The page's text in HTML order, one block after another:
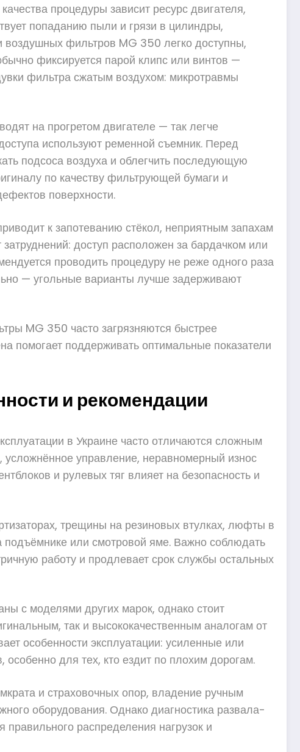
процедуры зависит ресурс двигателя,
попаданию пыли и грязи в цилиндры,
фильтров MG 350 легко доступны,
фиксируется парой клипс или винтов —
фильтра сжатым воздухом: микротравмы
на прогретом двигателе — так легче
используют ременной съемник. Перед
подсоса воздуха и облегчить последующую
по качеству фильтрующей бумаги и
поверхности.
к запотеванию стёкол, неприятным запахам
доступ расположен за бардачком или
проводить процедуру не реже одного раза
— угольные варианты лучше задерживают
MG 350 часто загрязняются быстрее
помогает поддерживать оптимальные показатели
и рекомендации
в Украине часто отличаются сложным
усложнённое управление, неравномерный износ
и рулевых тяг влияет на безопасность и
трещины на резиновых втулках, люфты в
подъёмнике или смотровой яме. Важно соблюдать
работу и продлевает срок службы остальных
с моделями других марок, однако стоит
так и высококачественным аналогам от
особенности эксплуатации: усиленные или
для тех, кто ездит по плохим дорогам.
и страховочных опор, владение ручным
оборудования. Однако диагностика развала-
распределения нагрузок и